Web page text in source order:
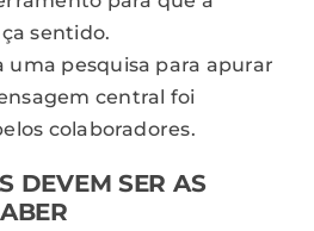
sentido.
uma pesquisa para apurar
central foi
colaboradores.
DEVEM SER AS